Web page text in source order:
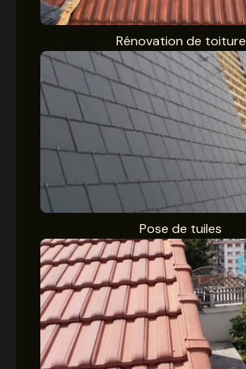
Rénovation de toiture
Pose de tuiles